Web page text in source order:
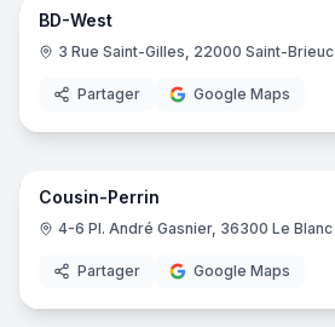
Ecriture- Chabeuil
Aux Feuillantines- Privas
BD-West
3 Rue Saint-Gilles, 22000 Saint-Brieuc
Partager Google Maps
Cousin-Perrin
4-6 Pl. André Gasnier, 36300 Le Blanc
Partager Google Maps